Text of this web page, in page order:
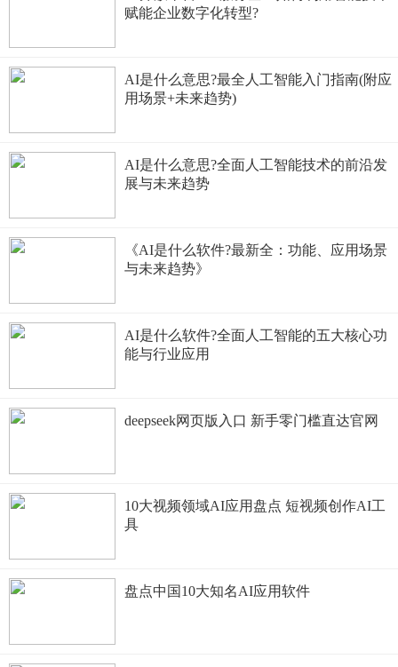
赋能企业数字化转型?
AI是什么意思?最全人工智能入门指南(附应
用场景+未来趋势)
AI是什么意思?全面人工智能技术的前沿发
展与未来趋势
《AI是什么软件?最新全：功能、应用场景
与未来趋势》
AI是什么软件?全面人工智能的五大核心功
能与行业应用
deepseek网页版入口 新手零门槛直达官网
10大视频领域AI应用盘点 短视频创作AI工
具
盘点中国10大知名AI应用软件